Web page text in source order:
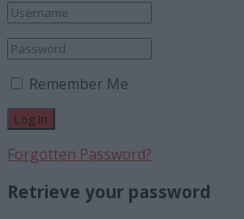
Remember Me
Forgotten Password?
Retrieve your password